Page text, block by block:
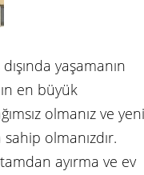
yaşamanın
en büyük
olmanız ve yeni
olmanızdır.
ayırma ve ev